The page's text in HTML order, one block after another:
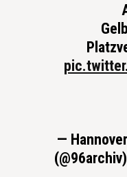
—
(@96archiv)